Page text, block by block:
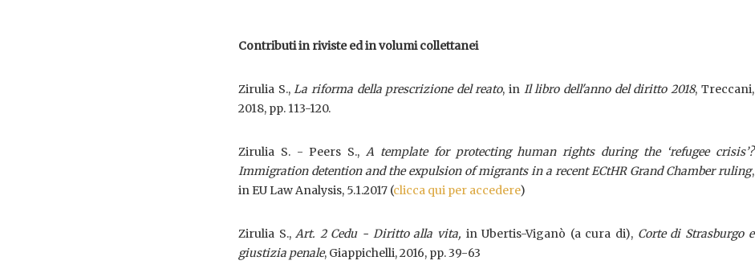
Contributi in rivisteed in volumi collettanei
Zirulia S.,La riforma della prescrizione del reato, in Il libro dell'anno del diritto 2018, Treccani,
2018, pp. 113-120.
Zirulia S. - Peers S.,A template for protecting human rights during the ‘refugee crisis’?
Immigration detention and the expulsion of migrants in a recent ECtHR Grand Chamber ruling,
in EU Law Analysis, 5.1.2017 (clicca qui per accedere)
Zirulia S.,Art. 2 Cedu - Diritto alla vita, in Ubertis-Viganò (a cura di), Corte di Strasburgo e
giustizia penale, Giappichelli, 2016, pp. 39-63